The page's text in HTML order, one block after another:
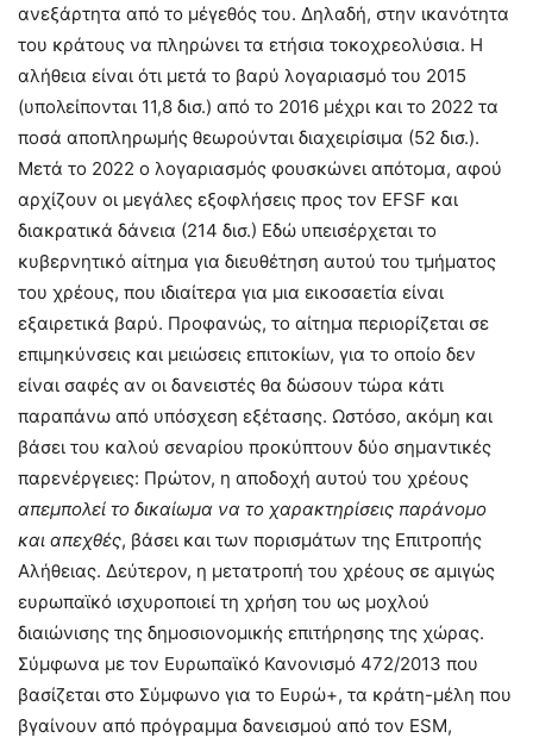
ανεξάρτητα από το μέγεθός του. Δηλαδή, στην ικανότητα
του κράτους να πληρώνει τα ετήσια τοκοχρεολύσια. Η
αλήθεια είναι ότι μετά το βαρύ λογαριασμό του 2015
(υπολείπονται 11,8 δισ.) από το 2016 μέχρι και το 2022 τα
ποσά αποπληρωμής θεωρούνται διαχειρίσιμα (52 δισ.).
Μετά το 2022 ο λογαριασμός φουσκώνει απότομα, αφού
αρχίζουν οι μεγάλες εξοφλήσεις προς τον EFSF και
διακρατικά δάνεια (214 δισ.) Εδώ υπεισέρχεται το
κυβερνητικό αίτημα για διευθέτηση αυτού του τμήματος
του χρέους, που ιδιαίτερα για μια εικοσαετία είναι
εξαιρετικά βαρύ. Προφανώς, το αίτημα περιορίζεται σε
επιμηκύνσεις και μειώσεις επιτοκίων, για το οποίο δεν
είναι σαφές αν οι δανειστές θα δώσουν τώρα κάτι
παραπάνω από υπόσχεση εξέτασης. Ωστόσο, ακόμη και
βάσει του καλού σεναρίου προκύπτουν δύο σημαντικές
παρενέργειες: Πρώτον, η αποδοχή αυτού του χρέους
απεμπολεί το δικαίωμα να το χαρακτηρίσεις παράνομο
και απεχθές, βάσει και των πορισμάτων της Επιτροπής
Αλήθειας. Δεύτερον, η μετατροπή του χρέους σε αμιγώς
ευρωπαϊκό ισχυροποιεί τη χρήση του ως μοχλού
διαιώνισης της δημοσιονομικής επιτήρησης της χώρας.
Σύμφωνα με τον Ευρωπαϊκό Κανονισμό 472/2013 που
βασίζεται στο Σύμφωνο για το Ευρώ+, τα κράτη-μέλη που
βγαίνουν από πρόγραμμα δανεισμού από τον ESM,